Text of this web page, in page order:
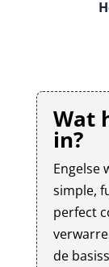
Wat
in?
Engelse
simple,
perfect
de